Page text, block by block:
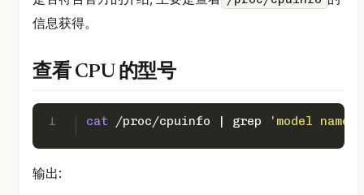
信息获得。
查看 CPU 的型号
1 cat /proc/cpuinfo | grep 'model name'
输出: